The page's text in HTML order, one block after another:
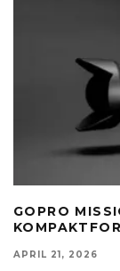
GOPRO
APRIL 21, 2026